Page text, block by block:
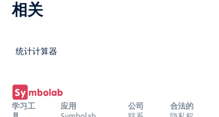
相关
统计计算器
学习工
应用
公司
合法的